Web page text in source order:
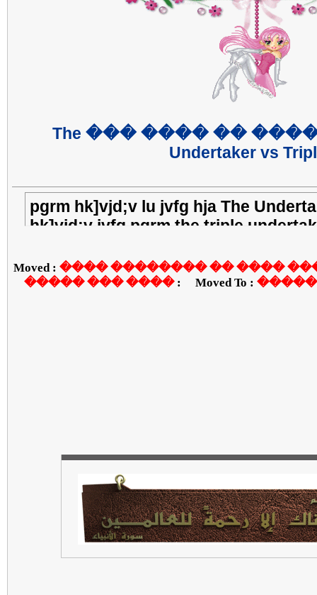
���� �������� �� ���� ��� The
Undertaker vs
pgrm hk]vjd;v lu jvfg hja The
hk]vjd;v jvfg pgrm the triple
Moved : ���� �������� �� ���� ��� The
Moved To :
���� ��� �����